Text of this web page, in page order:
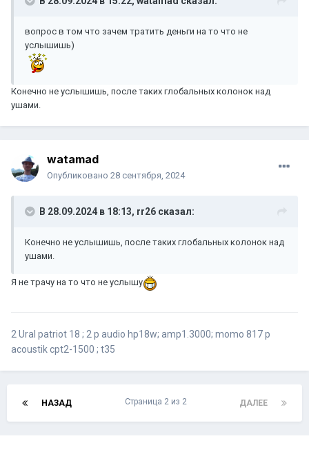
вопрос в том что зачем тратить деньги на то что не
услышишь)
Конечно не услышишь, после таких глобальных колонок над
ушами.
watamad
Опубликовано 28 сентября, 2024
В 28.09.2024 в 18:13, rr26 сказал:
Конечно не услышишь, после таких глобальных колонок над
ушами.
Я не трачу на то что не услышу
2 Ural patriot 18 ; 2 p audio hp18w; amp1.3000; momo 817 p
acoustik cpt2-1500 ; t35
НАЗАД ДАЛЕЕ
Страница 2 из 2